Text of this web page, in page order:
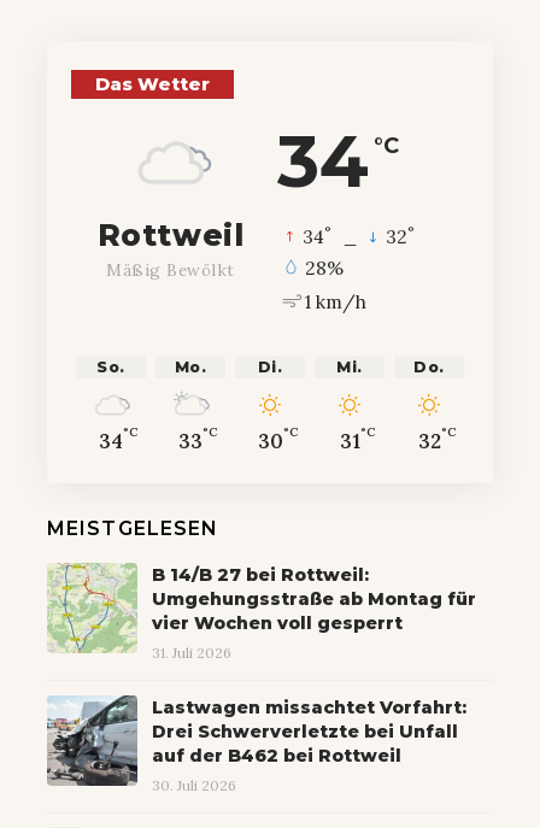
Das Wetter
34 °C
Rottweil
Mäßig Bewölkt
34° 32°
28%
1 km/h
So.
34°C
Mo.
33°C
Di.
30°C
Mi.
31°C
Do.
32°C
MEISTGELESEN
B 14/B 27 bei Rottweil:
Umgehungsstraße ab Montag für
vier Wochen voll gesperrt
31. Juli 2026
Lastwagen missachtet Vorfahrt:
Drei Schwerverletzte bei Unfall
auf der B462 bei Rottweil
30. Juli 2026